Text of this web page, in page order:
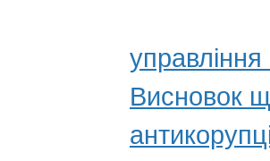
Висновок